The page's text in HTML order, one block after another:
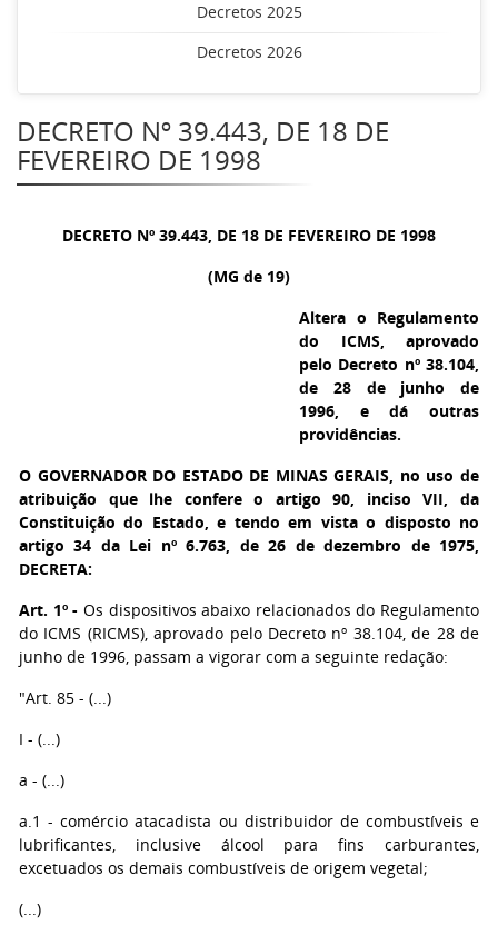
Decretos 2025
Decretos 2026
DECRETO Nº 39.443, DE 18 DE
FEVEREIRO DE 1998
DECRETO Nº 39.443, DE 18 DE FEVEREIRO DE 1998
(MG de 19)
Altera o Regulamento
do ICMS, aprovado
pelo Decreto nº 38.104,
de 28 de junho de
1996, e dá outras
providências.
O GOVERNADOR DO ESTADO DE MINAS GERAIS, no uso de
atribuição que lhe confere o artigo 90, inciso VII, da
Constituição do Estado, e tendo em vista o disposto no
artigo 34 da Lei nº 6.763, de 26 de dezembro de 1975,
DECRETA:
Art. 1º - Os dispositivos abaixo relacionados do Regulamento
do ICMS (RICMS), aprovado pelo Decreto nº 38.104, de 28 de
junho de 1996, passam a vigorar com a seguinte redação:
"Art. 85 - (...)
I - (...)
a - (...)
a.1 - comércio atacadista ou distribuidor de combustíveis e
lubrificantes, inclusive álcool para fins carburantes,
excetuados os demais combustíveis de origem vegetal;
(...)